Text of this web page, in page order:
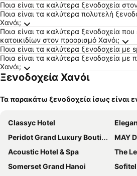
Ποια είναι τα καλύτερα ξενοδοχεία
Ποια είναι τα καλύτερα πολυτελή
Χανόι;
Ποια είναι τα καλύτερα ξενοδοχεία που
κατοικιδίων στον προορισμό Χανόι;
Ποια είναι τα καλύτερα ξενοδοχεία με
Ποια είναι τα καλύτερα ξενοδοχεία με
Χανόι;
Ξενοδοχεία Χανόι
Τα παρακάτω ξενοδοχεία ίσως είναι
Classyc Hotel
Peridot Grand Luxury Boutique Hotel
MAY
Acoustic Hotel & Spa
The
Somerset Grand Hanoi
Sofitel